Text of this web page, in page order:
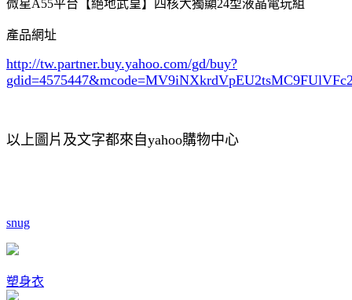
微星A55平台【絕地武皇】四核大獨顯24型液晶電玩組
產品網址
http://tw.partner.buy.yahoo.com/gd/buy?
gdid=4575447
以上圖片及文字都來自yahoo購物中心
snug
塑身衣